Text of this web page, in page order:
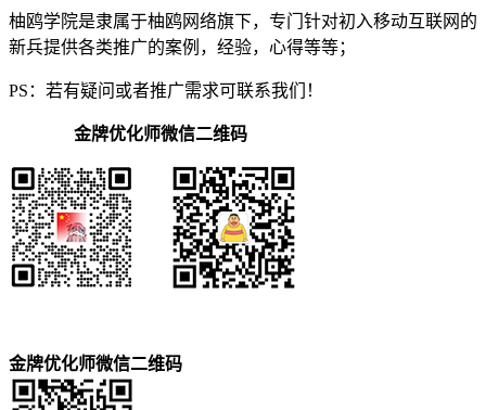
柚鸥学院是隶属于柚鸥网络旗下，专门针对初入移动互联网的
新兵提供各类推广的案例，经验，心得等等；
PS：若有疑问或者推广需求可联系我们！
金牌优化师微信二维码
金牌优化师微信二维码